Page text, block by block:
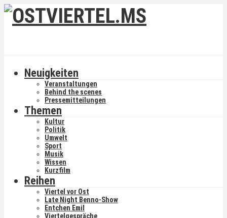
Neuigkeiten
Veranstaltungen
Behind the scenes
Pressemitteilungen
Themen
Kultur
Politik
Umwelt
Sport
Musik
Wissen
Kurzfilm
Reihen
Viertel vor Ost
Late Night Benno-Show
Entchen Emil
Viertelgespräche